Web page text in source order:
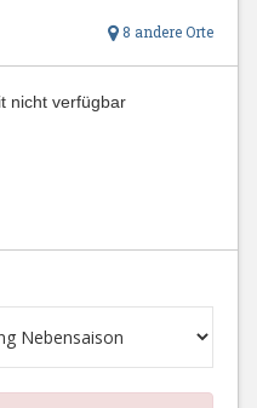
8 andere Orte
nicht verfügbar